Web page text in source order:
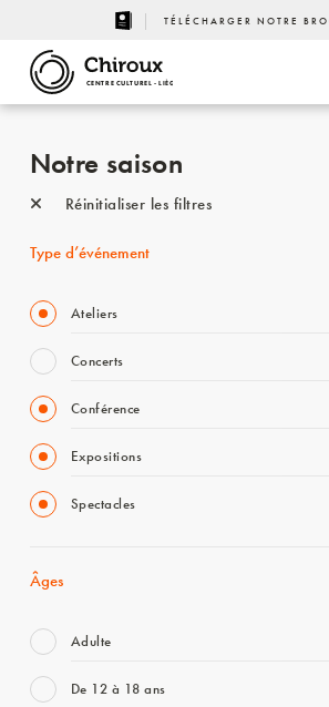
TÉLÉCHARGER NOTRE
CENTRE CULTUREL - LIÈGE
Notre saison
Réinitialiser les filtres
Type d’événement
Ateliers
Concerts
Conférence
Expositions
Spectacles
Âges
Adulte
De 12 à 18 ans